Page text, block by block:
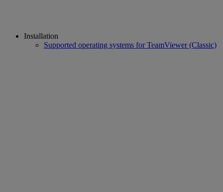
Installation
Supported operating systems for TeamViewer (Classic)